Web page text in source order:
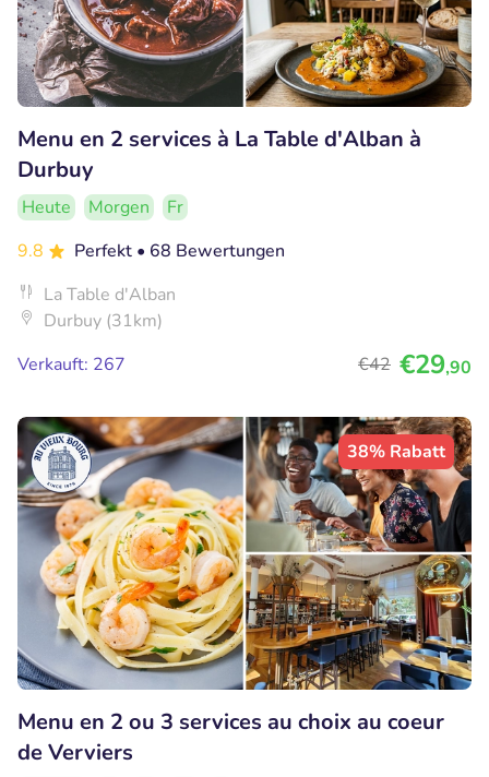
Menu en 2 services à La Table d'Alban à
Durbuy
Heute Morgen
Fr
9.8
Perfekt • 68 Bewertungen
La Table d'Alban
Durbuy (31km)
Verkauft: 267
€42 €29,90
38% Rabatt
Menu en 2 ou 3 services au choix au coeur
de Verviers